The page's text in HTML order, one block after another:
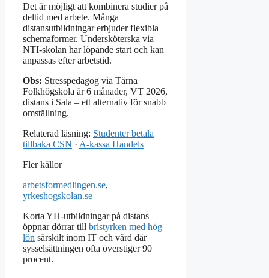
Det är möjligt att kombinera studier på
deltid med arbete. Många
distansutbildningar erbjuder flexibla
schemaformer. Undersköterska via
NTI-skolan har löpande start och kan
anpassas efter arbetstid.
Obs: Stresspedagog via Tärna
Folkhögskola är 6 månader, VT 2026,
distans i Sala – ett alternativ för snabb
omställning.
Relaterad läsning: Studenter betala
tillbaka CSN · A-kassa Handels
Fler källor
arbetsformedlingen.se,
yrkeshogskolan.se
Korta YH-utbildningar på distans
öppnar dörrar till bristyrken med hög
lön särskilt inom IT och vård där
sysselsättningen ofta överstiger 90
procent.